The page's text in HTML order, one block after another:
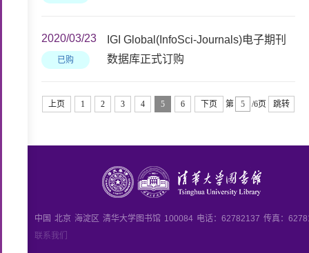
2020/03/23
已购
IGI Global(InfoSci-Journals)电子期刊
数据库正式订购
上页 1 2 3 4 5 6 下页 第 /6页 跳转
中国 北京 海淀区 清华大学图书馆 100084 电话：62782137 传真：
联系我们